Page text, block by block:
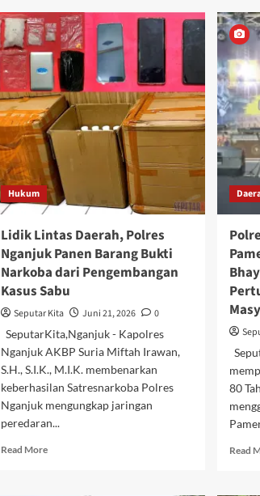
Arabella:
Wajah
Baru
Kebanggaan
Magetan
Raih
Juara
1
Batik
Fashion
Show
Festival
Bambu
Hukum
Lidik Lintas Daerah, Polres
Nganjuk Panen Barang Bukti
Narkoba dari Pengembangan
Kasus Sabu
Seputar Kita Juni 21, 2026
0
SeputarKita,Nganjuk - Kapolres
Nganjuk AKBP Suria Miftah Irawan,
S.H., S.I.K., M.I.K. membenarkan
keberhasilan Satresnarkoba Polres
Nganjuk mengungkap jaringan
peredaran...
Read MoreRead
80
Read